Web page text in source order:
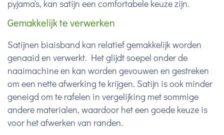
pyjama's, kan satijn een comfortabele keuze zijn.
Gemakkelijk te verwerken
Satijnen biaisband kan relatief gemakkelijk worden
genaaid en verwerkt. Het glijdt soepel onder de
naaimachine en kan worden gevouwen en gestreken
om een nette afwerking te krijgen. Satijn is ook minder
geneigd om te rafelen in vergelijking met sommige
andere materialen, waardoor het een goede keuze is
voor het afwerken van randen.